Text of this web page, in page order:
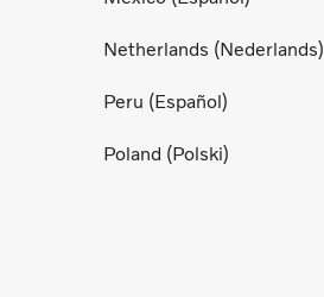
Netherlands (Nederlands)
Peru (Español)
Poland (Polski)